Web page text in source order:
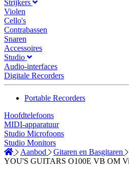
Strijkers
Violen
Cello's
Contrabassen
Snaren
Accessoires
Studio
Audio-interfaces
Digitale Recorders
Portable Recorders
Hoofdtelefoons
MIDI-apparatuur
Studio Microfoons
Studio Monitors
Aanbod
Gitaren en Basgitaren
YOU'S GUITARS O100E VB OM